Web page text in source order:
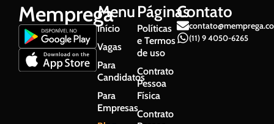
MempregaMenu
Início
Vagas
Para
Candidatos
Para
Empresas
Páginas
Políticas
e Termos
de uso
Contrato
Pessoa
Física
Contrato
Contato
(11) 9 4050-6265